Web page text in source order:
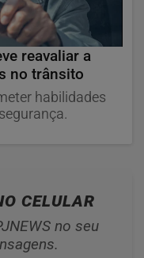
reavaliar a
no trânsito
habilidades
CELULAR
no seu